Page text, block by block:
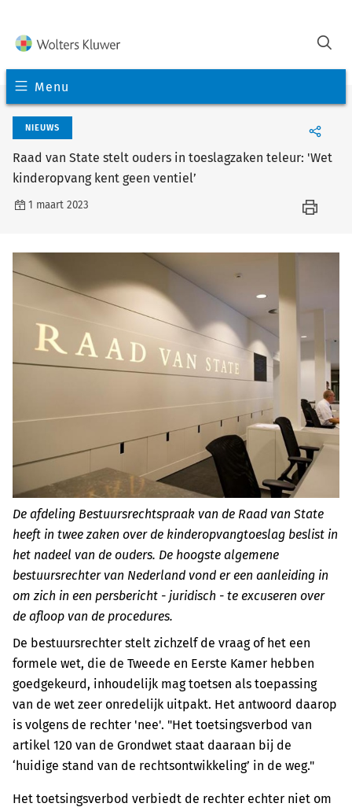
Menu
NIEUWS
Raad van State stelt ouders in toeslagzaken teleur: 'Wet
kinderopvang kent geen ventiel’
1 maart 2023
De afdeling Bestuursrechtspraak van de Raad van State
heeft in twee zaken over de kinderopvangtoeslag beslist in
het nadeel van de ouders. De hoogste algemene
bestuursrechter van Nederland vond er een aanleiding in
om zich in een persbericht - juridisch - te excuseren over
de afloop van de procedures.
De bestuursrechter stelt zichzelf de vraag of het een
formele wet, die de Tweede en Eerste Kamer hebben
goedgekeurd, inhoudelijk mag toetsen als toepassing
van de wet zeer onredelijk uitpakt. Het antwoord daarop
is volgens de rechter 'nee'. "Het toetsingsverbod van
artikel 120 van de Grondwet staat daaraan bij de
‘huidige stand van de rechtsontwikkeling’ in de weg."
Het toetsingsverbod verbiedt de rechter echter niet om